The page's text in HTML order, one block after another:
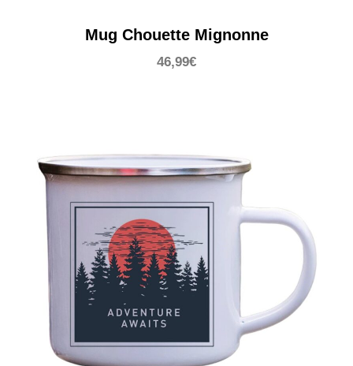
Mug Chouette Mignonne
46,99€